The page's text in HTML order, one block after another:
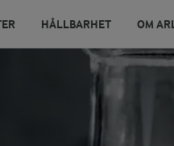
HÅLLBARHET OM